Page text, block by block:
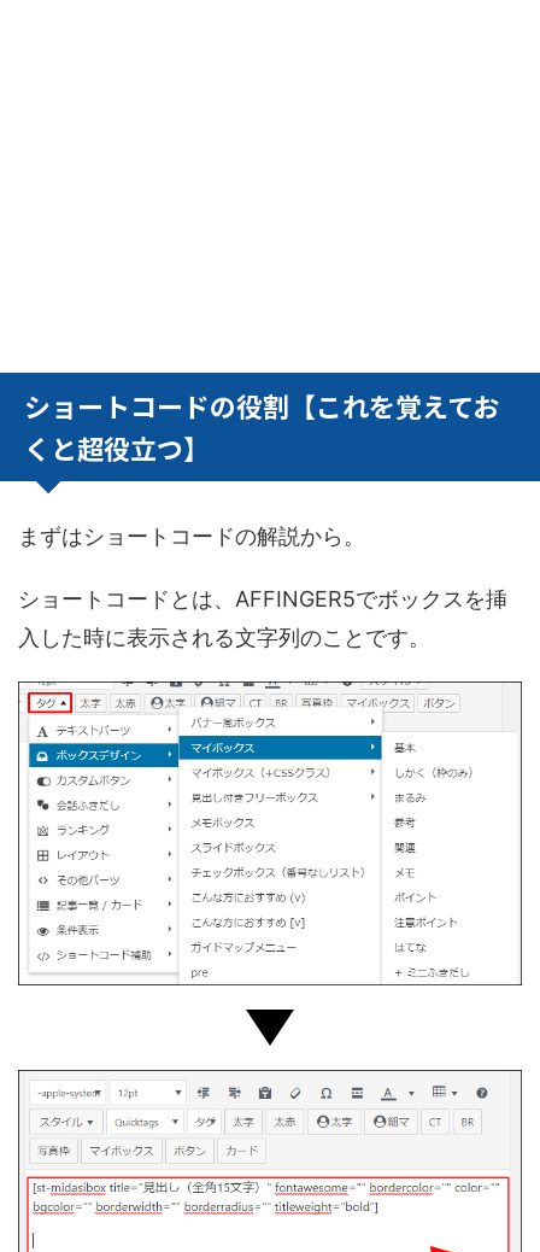
ショートコードの役割【これを覚えてお
くと超役立つ】
まずはショートコードの解説から。
ショートコードとは、AFFINGER5でボックスを挿
入した時に表示される文字列のことです。